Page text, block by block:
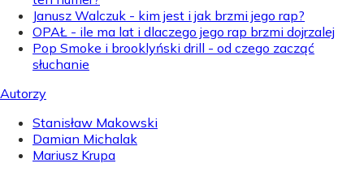
Janusz Walczuk - kim jest i jak brzmi jego rap?
OPAŁ - ile ma lat i dlaczego jego rap brzmi dojrzalej
Pop Smoke i brooklyński drill - od czego zacząć
słuchanie
Autorzy
Stanisław Makowski
Damian Michalak
Mariusz Krupa